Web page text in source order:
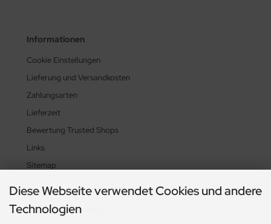
Informationen
Cookie Einstellungen
Lieferung und Versandkosten
Zahlungsarten
Lieferzeit
Bewertung Trusted Shops
Links
Sitemap
Zahlungsmethoden
Diese Webseite verwendet Cookies und andere
Technologien